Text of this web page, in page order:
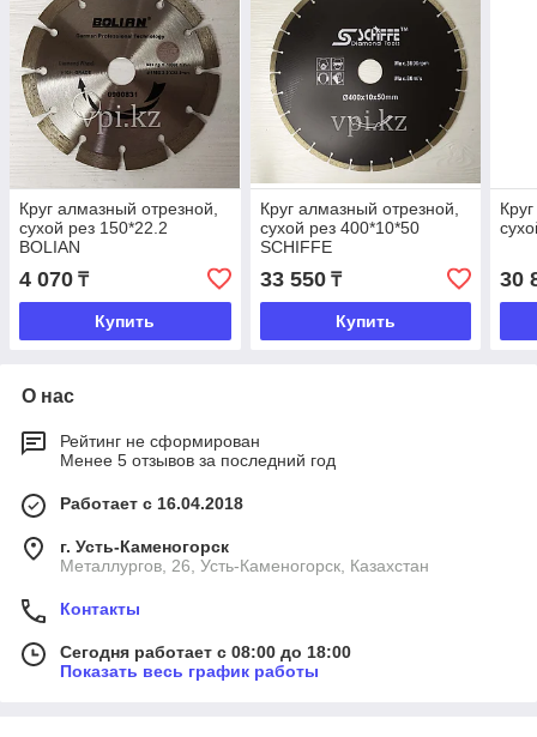
Круг алмазный отрезной,
сухой рез 150*22.2
BOLIAN
4 070 ₸
Купить
Круг алмазный отрезной,
сухой рез 400*10*50
SCHIFFE
33 550₸
Купить
30
О нас
Рейтинг не сформирован
Менее 5 отзывов за последний год
Работает с 16.04.2018
г. Усть-Каменогорск
Металлургов, 26, Усть-Каменогорск, Казахстан
Контакты
Сегодня работает с 08:00 до 18:00
Показать весь график работы